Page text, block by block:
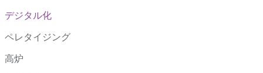
デジタル化
ペレタイジング
高炉